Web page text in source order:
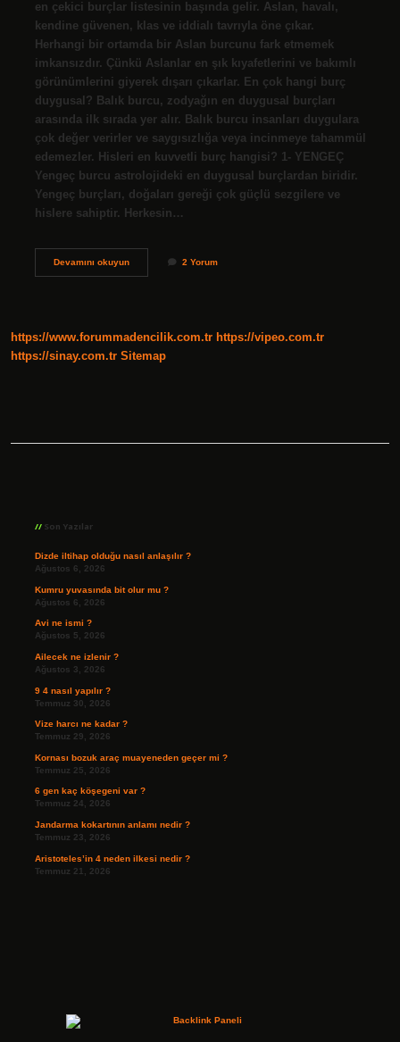
en çekici burçlar listesinin başında gelir. Aslan, havalı,
kendine güvenen, klas ve iddialı tavrıyla öne çıkar.
Herhangi bir ortamda bir Aslan burcunu fark etmemek
imkansızdır. Çünkü Aslanlar en şık kıyafetlerini ve bakımlı
görünümlerini giyerek dışarı çıkarlar. En çok hangi burç
duygusal? Balık burcu, zodyağın en duygusal burçları
arasında ilk sırada yer alır. Balık burcu insanları duygulara
çok değer verirler ve saygısızlığa veya incinmeye tahammül
edemezler. Hisleri en kuvvetli burç hangisi? 1- YENGEÇ
Yengeç burcu astrolojideki en duygusal burçlardan biridir.
Yengeç burçları, doğaları gereği çok güçlü sezgilere ve
hislere sahiptir. Herkesin…
Devamını okuyunKendini
2 Yorum
https://www.forummadencilik.com.tr https://vipeo.com.tr
https://sinay.com.tr Sitemap
Son Yazılar
Dizde iltihap olduğu nasıl anlaşılır ?
Ağustos 6, 2026
Kumru yuvasında bit olur mu ?
Ağustos 6, 2026
Avi ne ismi ?
Ağustos 5, 2026
Ailecek ne izlenir ?
Ağustos 3, 2026
9 4 nasıl yapılır ?
Temmuz 30, 2026
Vize harcı ne kadar ?
Temmuz 29, 2026
Kornası bozuk araç muayeneden geçer mi ?
Temmuz 25, 2026
6 gen kaç köşegeni var ?
Temmuz 24, 2026
Jandarma kokartının anlamı nedir ?
Temmuz 23, 2026
Aristoteles’in 4 neden ilkesi nedir ?
Temmuz 21, 2026